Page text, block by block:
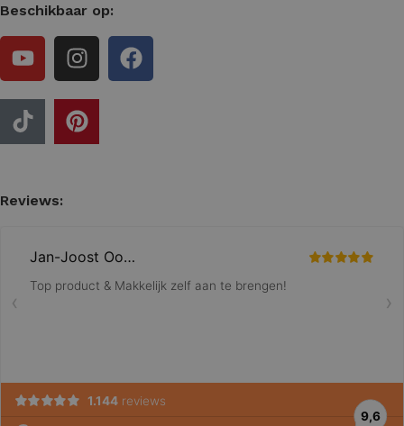
Beschikbaar op:
Reviews: